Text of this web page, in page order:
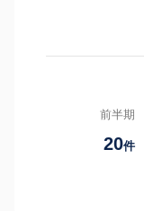
前半期
20件